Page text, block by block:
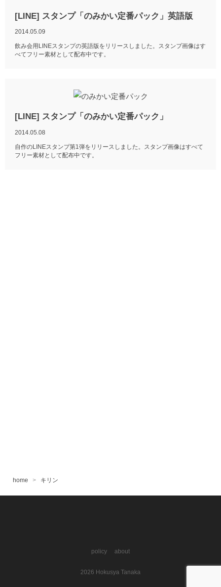
[LINE] スタンプ「のみかい定番パック」英語版
2014.05.09
飲み会用LINEスタンプの英語版をリリースしました。スタンプ画像はす
べてフリー素材として配布中です。
[LINE] スタンプ「のみかい定番パック」
2014.05.08
自作のLINEスタンプ第1弾をリリースしました。スタンプ画像はすべて
フリー素材として配布中です。
home キリン
policy about
2026 Hokusya Tanaka